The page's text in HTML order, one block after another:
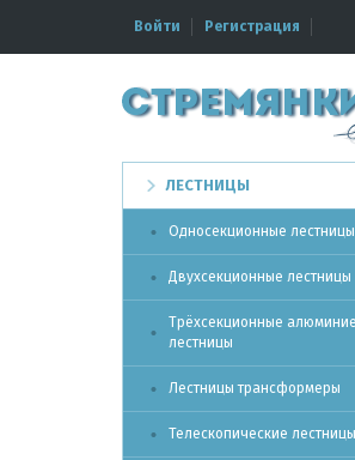
Войти Регистрация
ЛЕСТНИЦЫ
Односекционные лестницы
Двухсекционные лестницы
Трёхсекционные
лестницы
Лестницы трансформеры
Телескопические лестницы